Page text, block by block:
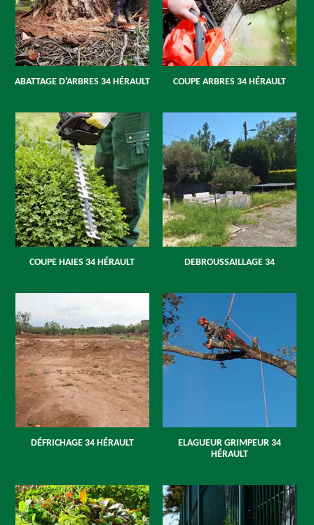
ABATTAGE D'ARBRES 34 HÉRAULT COUPE ARBRES 34 HÉRAULT
COUPE HAIES 34 HÉRAULT DEBROUSSAILLAGE 34
DÉFRICHAGE 34 HÉRAULT
ELAGUEUR GRIMPEUR 34
HÉRAULT